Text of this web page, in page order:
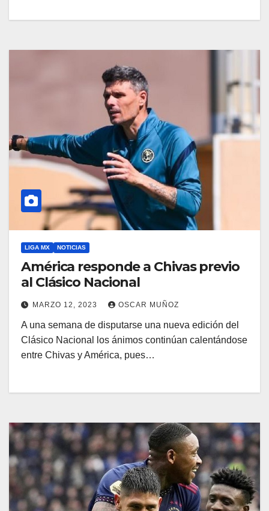
LIGA MX NOTICIAS
América responde a Chivas previo
al Clásico Nacional
MARZO 12, 2023 OSCAR MUÑOZ
A una semana de disputarse una nueva edición del
Clásico Nacional los ánimos continúan calentándose
entre Chivas y América, pues…